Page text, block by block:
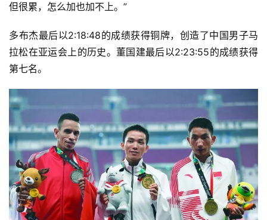
但很累，怎么加也加不上。”
多布杰最后以2:18:48的成绩获得铜牌，创造了中国男子马
拉松在亚运会上的历史。董国建最后以2:23:55的成绩获得
第七名。